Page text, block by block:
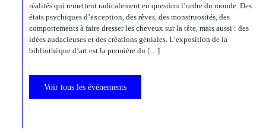
réalités qui remettent radicalement en question l’ordre du monde. Des
états psychiques d’exception, des rêves, des monstruosités, des
comportements à faire dresser les cheveux sur la tête, mais aussi : des
idées audacieuses et des créations géniales. L’exposition de la
bibliothèque d’art est la première du […]
Voir tous les événements